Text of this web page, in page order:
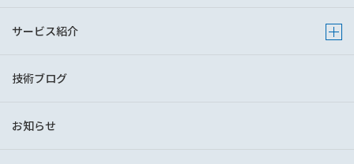
サービス紹介 Show
技術ブログ
お知らせ